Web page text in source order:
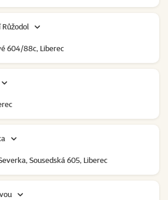
Růžodol
604/88c, Liberec
Sousedská 605, Liberec